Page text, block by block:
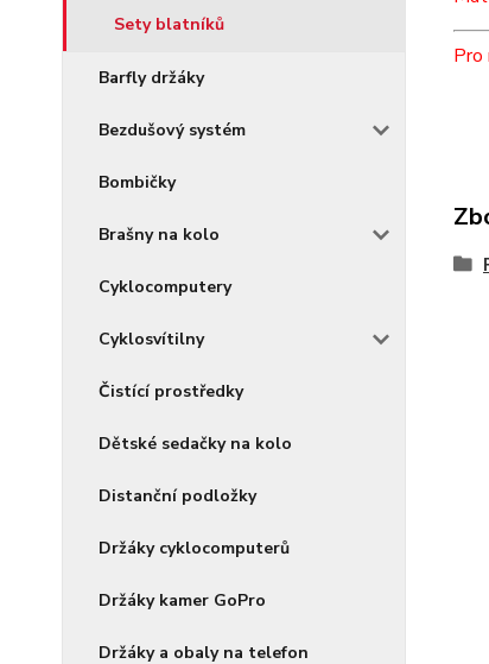
Sety blatníků
Barfly držáky
Bezdušový systém
Bombičky
Brašny na kolo
Cyklocomputery
Cyklosvítilny
Čistící prostředky
Dětské sedačky na kolo
Distanční podložky
Držáky cyklocomputerů
Držáky kamer GoPro
Držáky a obaly na telefon
Pro